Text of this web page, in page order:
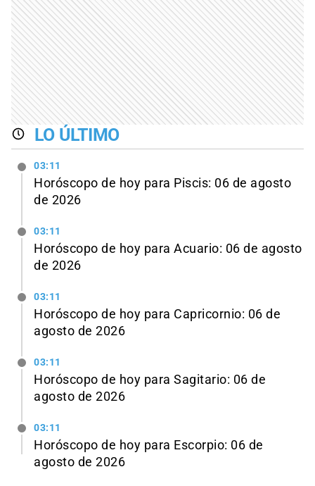
LO ÚLTIMO
03:11
Horóscopo de hoy para Piscis: 06 de agosto
de 2026
03:11
Horóscopo de hoy para Acuario: 06 de agosto
de 2026
03:11
Horóscopo de hoy para Capricornio: 06 de
agosto de 2026
03:11
Horóscopo de hoy para Sagitario: 06 de
agosto de 2026
03:11
Horóscopo de hoy para Escorpio: 06 de
agosto de 2026